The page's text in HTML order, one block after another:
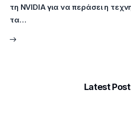
τη NVIDIA για να περάσει η
τα…
Latest